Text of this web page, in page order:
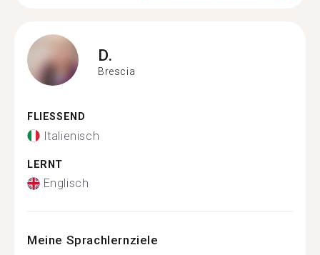
D.
Brescia
FLIESSEND
Italienisch
LERNT
Englisch
Meine Sprachlernziele